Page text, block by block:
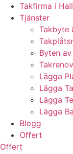
Takfirma i
Tjänster
Takbyte
Byten
Lägga
Lägga
Lägga
Lägga
Blogg
Offert
Offert